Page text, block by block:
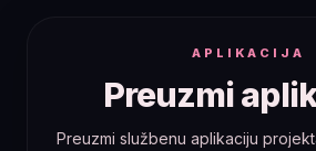
APLIKACIJA
Preuzmi
Preuzmi službenu aplikaciju